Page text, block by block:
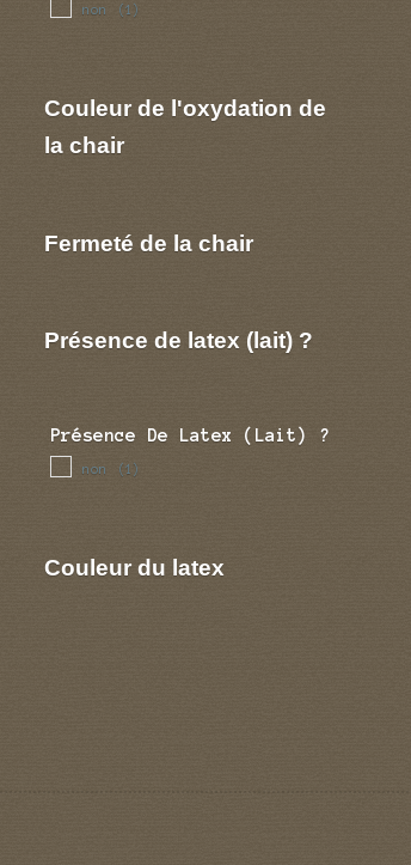
non (1)
Couleur de l'oxydation de
la chair
Fermeté de la chair
Présence de latex (lait) ?
Présence De Latex (lait) ?
non (1)
Couleur du latex